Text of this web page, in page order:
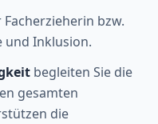
bzw.
und Inklusion.
begleiten Sie die
gesamten
die